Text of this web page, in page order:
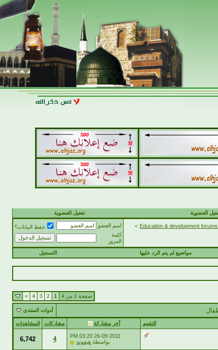
العضوية تفعيل العضوية
> اسم العضو
حفظ البيانات؟
كلمة
المرور
مواضيع لم يتم الرد عليها
التسجيل
صفحة 1 من 4 1
2
3
4
>
أدوات المنتدى
التقييم آخر مشاركة مشاركات المشاهدات
26-09-2011
03:20 PM
بواسطة هيفونه 4
6,742